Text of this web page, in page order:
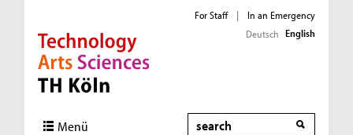
Direkt zur Hauptnavigation
Direkt zur Subnavigation
Direkt zum Inhalt
Direkt zum Fußbereich
For Staff |
In an Emergency
Deutsch English
Menü Search